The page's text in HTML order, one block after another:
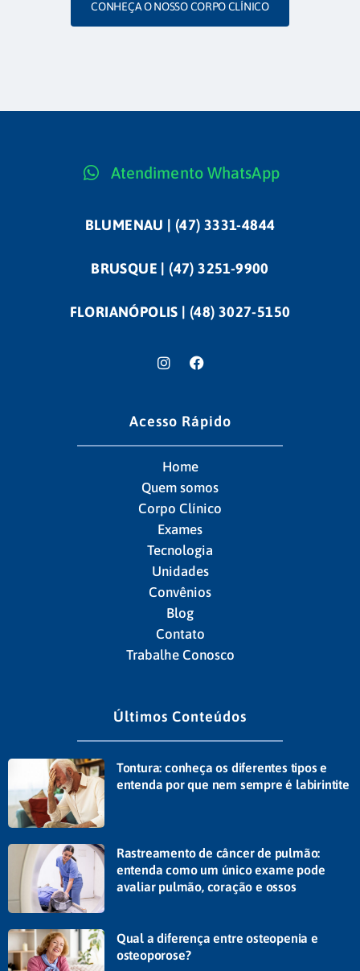
CONHEÇA O NOSSO CORPO CLÍNICO
Atendimento WhatsApp
BLUMENAU | (47) 3331-4844
BRUSQUE | (47) 3251-9900
FLORIANÓPOLIS | (48) 3027-5150
Acesso Rápido
Home
Quem somos
Corpo Clínico
Exames
Tecnologia
Unidades
Convênios
Blog
Contato
Trabalhe Conosco
Últimos Conteúdos
Tontura: conheça os diferentes tipos e
entenda por que nem sempre é labirintite
Rastreamento de câncer de pulmão:
entenda como um único exame pode
avaliar pulmão, coração e ossos
Qual a diferença entre osteopenia e
osteoporose?